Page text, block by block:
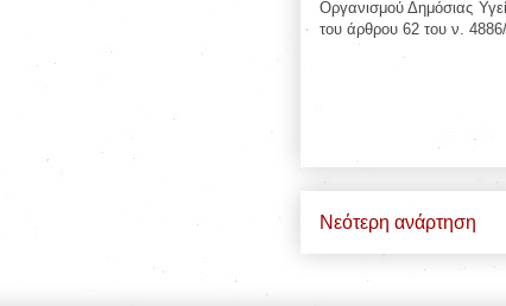
Οργανισμού Δημόσιας
του άρθρου 62 του ν.
Νεότερη ανάρτηση